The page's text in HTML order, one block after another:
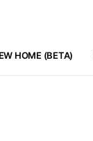
HOME (BETA)